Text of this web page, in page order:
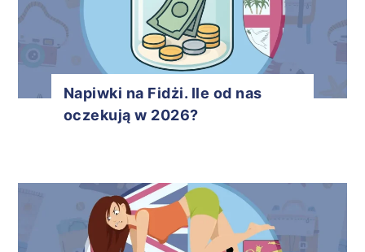
Napiwki na Fidżi. Ile od nas
oczekują w 2026?